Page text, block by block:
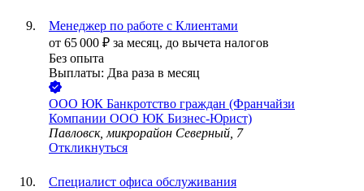
Менеджер по работе с Клиентами
от 65 000 ₽ за месяц, до вычета налогов
Без опыта
Выплаты: Два раза в месяц
ООО ЮК Банкротство граждан (Франчайзи
Компании ООО ЮК Бизнес-Юрист)
Павловск, микрорайон Северный, 7
Откликнуться
Специалист офиса обслуживания